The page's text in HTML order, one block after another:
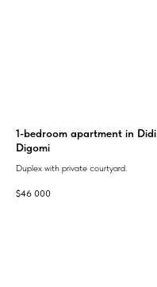
1-bedroom apartment in Didi
Digomi
Duplex with private courtyard.
$46 000